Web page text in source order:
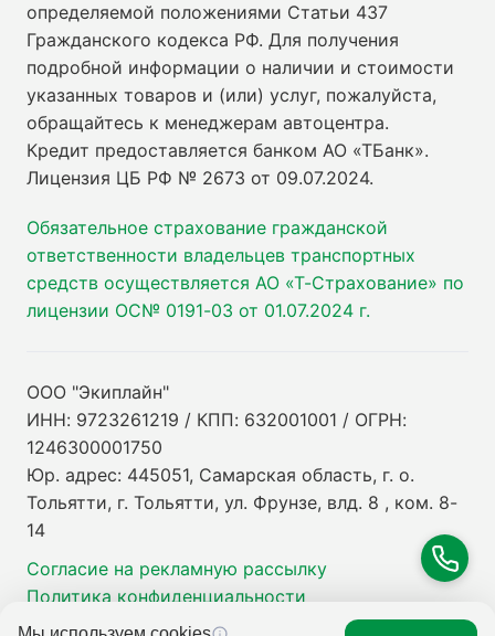
определяемой положениями Статьи 437
Гражданского кодекса РФ. Для получения
подробной информации о наличии и стоимости
указанных товаров и (или) услуг, пожалуйста,
обращайтесь к менеджерам автоцентра.
Кредит предоставляется банком АО «ТБанк».
Лицензия ЦБ РФ № 2673 от 09.07.2024.
Обязательное страхование гражданской
ответственности владельцев транспортных
средств осуществляется АО «Т-Страхование» по
лицензии ОС№ 0191-03 от 01.07.2024 г.
ООО "Экиплайн"
ИНН: 9723261219 / КПП: 632001001 / ОГРН:
1246300001750
Юр. адрес: 445051, Самарская область, г. о.
Тольятти, г. Тольятти, ул. Фрунзе, влд. 8 , ком. 8-
14
Согласие на рекламную рассылку
Политика конфиденциальности